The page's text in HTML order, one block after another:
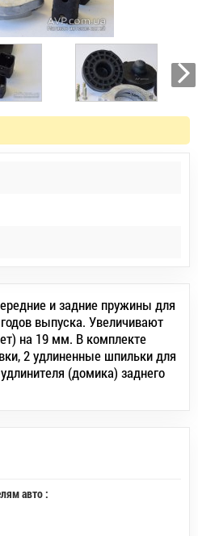
и задние пружины для
выпуска. Увеличивают
на 19 мм. В комплекте
2 удлиненные шпильки для
(домика) заднего
авто :